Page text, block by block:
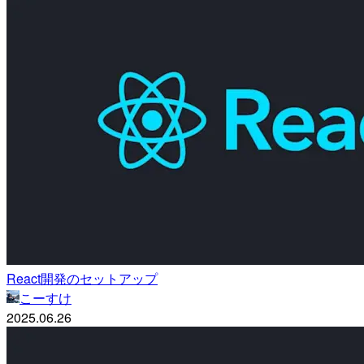
React開発のセットアップ
こーすけ
2025.06.26